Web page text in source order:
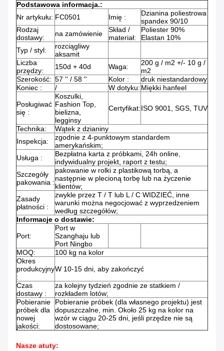
Podstawowa informacja.:
Nr artykułu: FC0501 Imię :
Dzianina poliestrowa
spandex 90/10
Rodzaj
dostawy:
na zamówienie
Skład /
materiał:
Poliester 90%
Elastan 10%
Typ / styl:
rozciągliwy
aksamit
Liczba
przędzy:
150d + 40d Waga:
200 g / m2 +/- 10 g /
m2
Szerokość: 57 '' / 58 '' Kolor :
druk niestandardowy
Koniec :
/ W dotyku: Miękki hanfeel
Posługiwać
się :
Koszulki,
Fashion Top,
bielizna,
legginsy
Certyfikat:ISO 9001, SGS, TUV
Technika:
Wątek z dzianiny
Inspekcja:
zgodnie z 4-punktowym standardem
amerykańskim;
Usługa :
Bezpłatna karta z próbkami, 24h online,
indywidualny projekt, raport z testu;
Szczegóły
pakowania :
pakowanie w rolki z plastikową torbą, a
następnie w plecioną torbę lub na życzenie
klientów;
Zasady
płatności :
zwykle przez T / T lub L / C WIDZIEĆ, inne
warunki można negocjować z wyprzedzeniem
według szczegółów;
Informacje o dostawie:
Port:
Port w
Szanghaju lub
Port Ningbo
MOQ:
100 kg na kolor
Okres
produkcyjny
:
W 10-15 dni, aby zakończyć
Czas
dostawy :
za kolejny tydzień zgodnie ze statkiem /
rozkładem lotów;
Pobieranie
próbek dla
nowej
jakości:
Pobieranie próbek (dla własnego projektu) jest
dopuszczalne, min. Około 25 kg na kolor na
wzór w ciągu 20-25 dni, jeśli przędze nie są
dostosowane;
Nasze atuty: